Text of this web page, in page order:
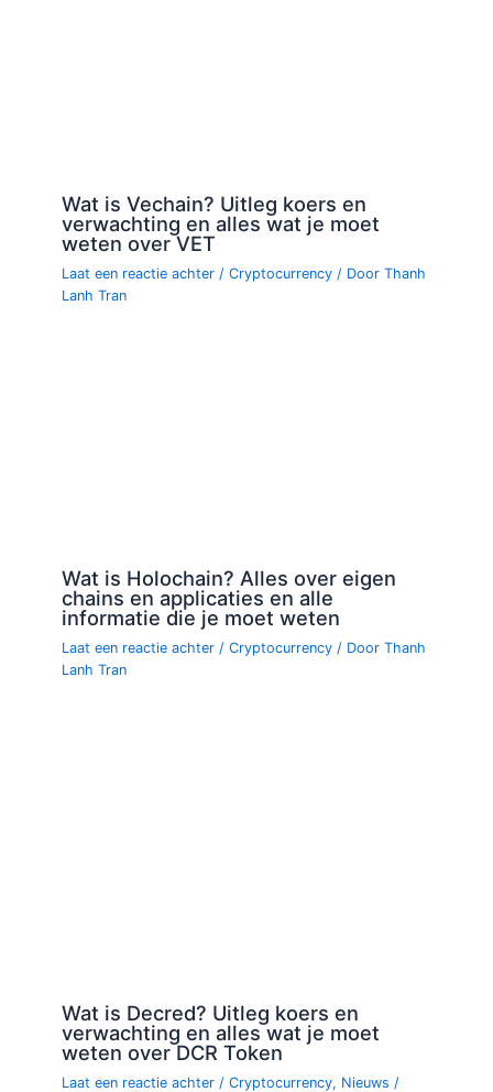
Wat is Vechain? Uitleg koers en
verwachting en alles wat je moet
weten over VET
Laat een reactie achter /Cryptocurrency / DoorThanh
Lanh Tran
Wat is Holochain? Alles over eigen
chains en applicaties en alle
informatie die je moet weten
Laat een reactie achter /Cryptocurrency / DoorThanh
Lanh Tran
Wat is Decred? Uitleg koers en
verwachting en alles wat je moet
weten over DCR Token
Laat een reactie achter /Cryptocurrency, Nieuws /